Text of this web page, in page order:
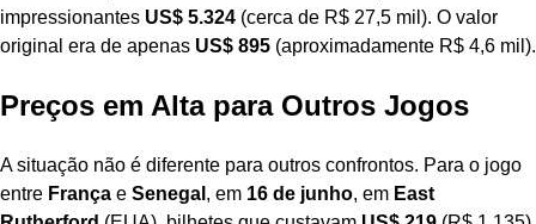
impressionantes US$ 5.324 (cerca de R$ 27,5 mil). O valor
original era de apenas US$ 895 (aproximadamente R$ 4,6 mil).
Preços em Alta para Outros Jogos
A situação não é diferente para outros confrontos. Para o jogo
entre França e Senegal , em 16 de junho, em East